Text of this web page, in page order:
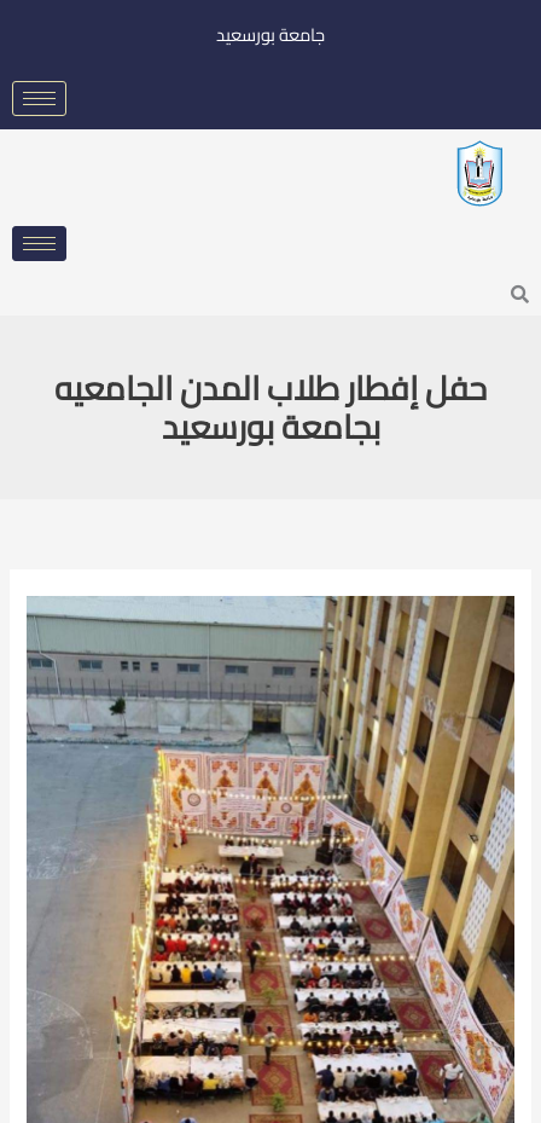
جامعة بورسعيد
Search
حفل إفطار طلاب المدن الجامعيه
بجامعة بورسعيد